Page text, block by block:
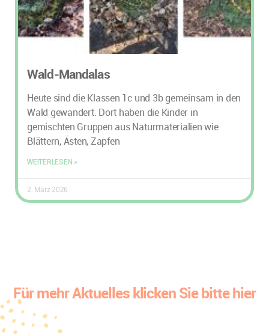
Wald-Mandalas
Heute sind die Klassen 1c und 3b gemeinsam in den
Wald gewandert. Dort haben die Kinder in
gemischten Gruppen aus Naturmaterialien wie
Blättern, Ästen, Zapfen
WEITERLESEN »
2. März 2026
Für mehr Aktuelles klicken Sie bitte hier